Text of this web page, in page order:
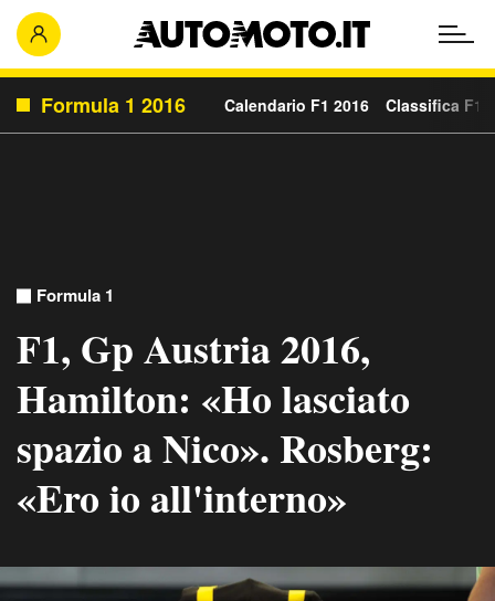
Formula 1 2016 Calendario F1 2016 Classifica F1
Formula 1
F1, Gp Austria 2016,
Hamilton: «Ho lasciato
spazio a Nico». Rosberg:
«Ero io all'interno»